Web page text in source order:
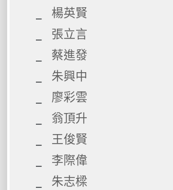
楊英賢
張立言
蔡進發
朱興中
廖彩雲
翁頂升
王俊賢
李際偉
朱志樑